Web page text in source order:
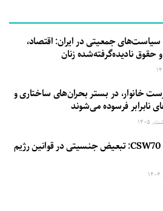
سیاست‌های جمعیتی در ایران: اقتصاد،
حقوق نادیده‌گرفته‌شده زنان
خانوار، در بستر بحران‌های ساختاری و
نابرابر فرسوده می‌شوند
گزارش به CSW70: تبعیض جنسیتی در قوانین رژیم